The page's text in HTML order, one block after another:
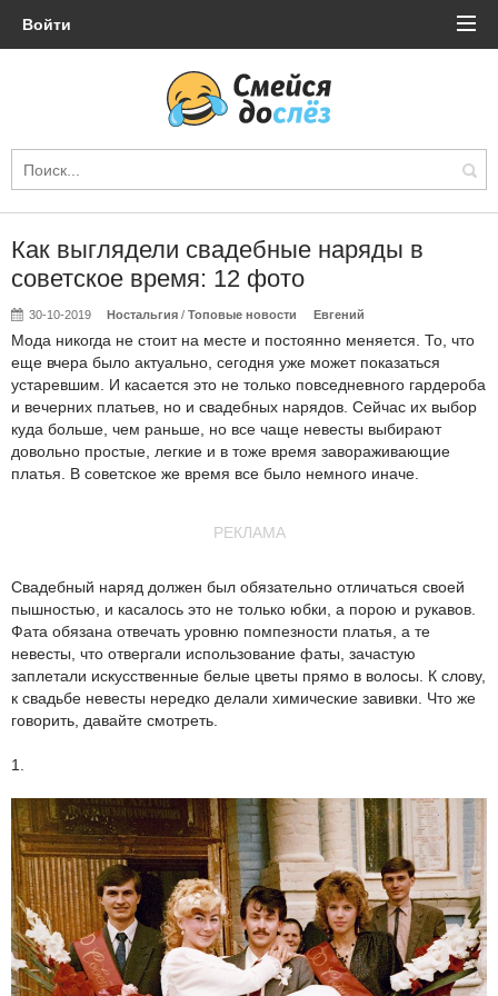
Войти
Как выглядели свадебные наряды в
советское время: 12 фото
30-10-2019 Ностальгия /Топовые новости Евгений
Мода никогда не стоит на месте и постоянно меняется. То, что
еще вчера было актуально, сегодня уже может показаться
устаревшим. И касается это не только повседневного гардероба
и вечерних платьев, но и свадебных нарядов. Сейчас их выбор
куда больше, чем раньше, но все чаще невесты выбирают
довольно простые, легкие и в тоже время завораживающие
платья. В советское же время все было немного иначе.
РЕКЛАМА
Свадебный наряд должен был обязательно отличаться своей
пышностью, и касалось это не только юбки, а порою и рукавов.
Фата обязана отвечать уровню помпезности платья, а те
невесты, что отвергали использование фаты, зачастую
заплетали искусственные белые цветы прямо в волосы. К слову,
к свадьбе невесты нередко делали химические завивки. Что же
говорить, давайте смотреть.
1.